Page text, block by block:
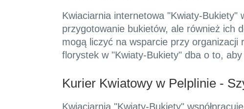
Kwiaciarnia internetowa "Kwiaty-Bukiety"
przygotowanie bukietów, ale również ich
mogą liczyć na wsparcie przy organizacji
florystek w "Kwiaty-Bukiety" dba o to,
Kurier Kwiatowy w Pelplinie -
Kwiaciarnia "Kwiaty-Bukiety"